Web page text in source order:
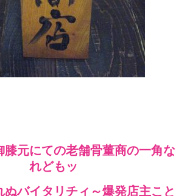
膝元にての老舗骨董商の一角な
れどもッ
ぬバイタリチィ～爆発店主こと